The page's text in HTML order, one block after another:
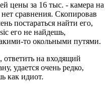
цены за 16 тыс. - камера на
сравнения. Скопировав
постараться найти его,
его не найдешь,
то окольными путями.
ответить на входящий
удается очень редко,
как идиот.